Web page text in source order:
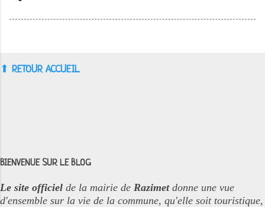
⬆︎ RETOUR ACCUEIL
BIENVENUE SUR LE BLOG
Le site officiel de la mairie de Razimetdonne une vue
d'ensemble sur la vie de la commune, qu'elle soit touristique,